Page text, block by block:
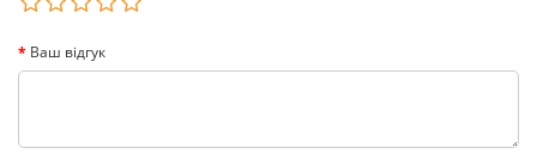
Ваш відгук